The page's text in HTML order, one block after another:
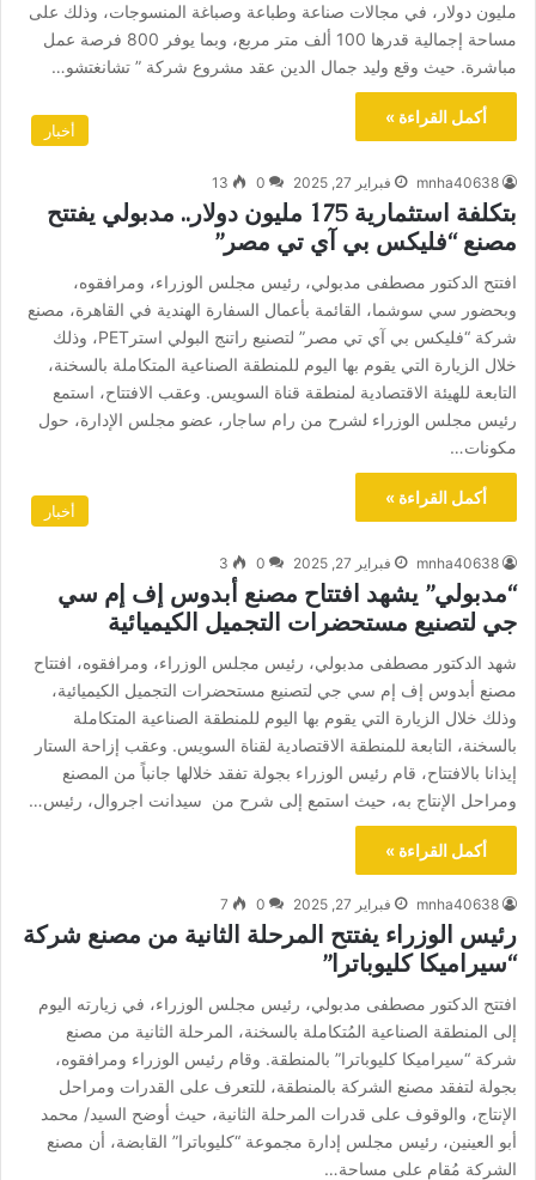
مليون دولار، في مجالات صناعة وطباعة وصباغة المنسوجات، وذلك على
مساحة إجمالية قدرها 100 ألف متر مربع، وبما يوفر 800 فرصة عمل
مباشرة. حيث وقع وليد جمال الدين عقد مشروع شركة ” تشانغتشو…
أكمل القراءة »
أخبار
mnha40638 فبراير 27, 2025 0
13
بتكلفة استثمارية 175 مليون دولار.. مدبولي يفتتح
مصنع “فليكس بي آي تي مصر”
افتتح الدكتور مصطفى مدبولي، رئيس مجلس الوزراء، ومرافقوه،
وبحضور سي سوشما، القائمة بأعمال السفارة الهندية في القاهرة، مصنع
شركة “فليكس بي آي تي مصر” لتصنيع راتنج البولي استرPET، وذلك
خلال الزيارة التي يقوم بها اليوم للمنطقة الصناعية المتكاملة بالسخنة،
التابعة للهيئة الاقتصادية لمنطقة قناة السويس. وعقب الافتتاح، استمع
رئيس مجلس الوزراء لشرح من رام ساجار، عضو مجلس الإدارة، حول
مكونات…
أكمل القراءة »
أخبار
mnha40638 فبراير 27, 2025 0
3
“مدبولي” يشهد افتتاح مصنع أبدوس إف إم سي
جي لتصنيع مستحضرات التجميل الكيميائية
شهد الدكتور مصطفى مدبولي، رئيس مجلس الوزراء، ومرافقوه، افتتاح
مصنع أبدوس إف إم سي جي لتصنيع مستحضرات التجميل الكيميائية،
وذلك خلال الزيارة التي يقوم بها اليوم للمنطقة الصناعية المتكاملة
بالسخنة، التابعة للمنطقة الاقتصادية لقناة السويس. وعقب إزاحة الستار
إيذانا بالافتتاح، قام رئيس الوزراء بجولة تفقد خلالها جانباً من المصنع
ومراحل الإنتاج به، حيث استمع إلى شرح من سيدانت اجروال، رئيس…
أكمل القراءة »
mnha40638 فبراير 27, 2025 0
7
رئيس الوزراء يفتتح المرحلة الثانية من مصنع شركة
“سيراميكا كليوباترا”
افتتح الدكتور مصطفى مدبولي، رئيس مجلس الوزراء، في زيارته اليوم
إلى المنطقة الصناعية المُتكاملة بالسخنة، المرحلة الثانية من مصنع
شركة “سيراميكا كليوباترا” بالمنطقة. وقام رئيس الوزراء ومرافقوه،
بجولة لتفقد مصنع الشركة بالمنطقة، للتعرف على القدرات ومراحل
الإنتاج، والوقوف على قدرات المرحلة الثانية، حيث أوضح السيد/ محمد
أبو العينين، رئيس مجلس إدارة مجموعة “كليوباترا” القابضة، أن مصنع
الشركة مُقام على مساحة…